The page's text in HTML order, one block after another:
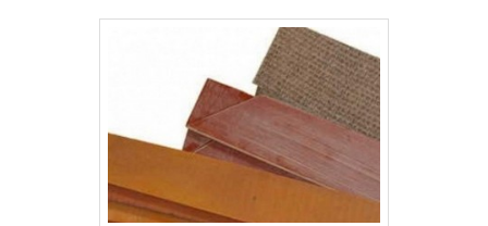
unidades e sistemas existentes em
processo de expansão,
modernização ou ajuste.SAIBA
COMO O PRODUTO GARANTE UM
BOM DESEMPENHOCom uma